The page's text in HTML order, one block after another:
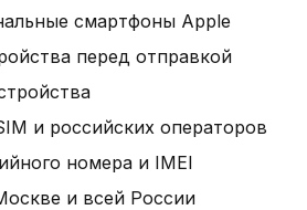
смартфоны Apple
перед отправкой
и российских операторов
номера и IMEI
и всей России